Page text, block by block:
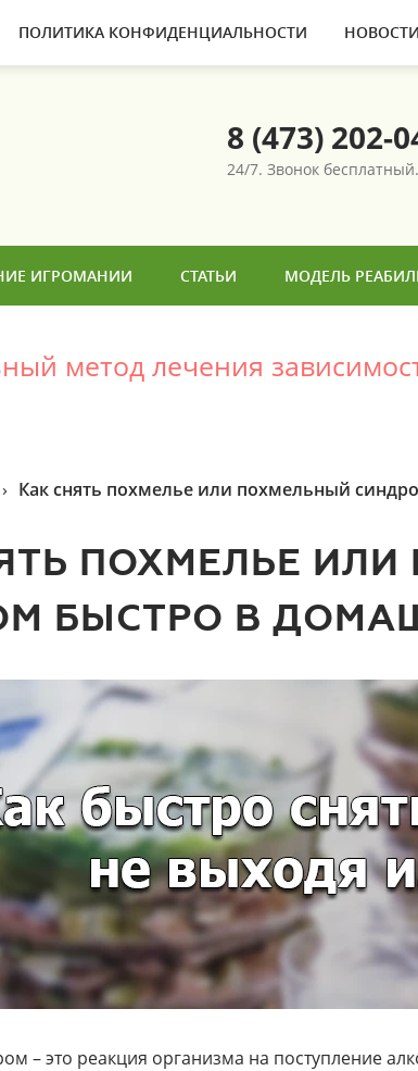
ПОЛИТИКА КОНФИДЕНЦИАЛЬНОСТИ НОВОСТИ
8 (473) 202-
24/7. Звонок бесплатный.
ИГРОМАНИИ СТАТЬИ МОДЕЛЬ
метод лечения
› Как снять похмелье или похмельный
ПОХМЕЛЬЕ
БЫСТРО В
– это реакция организма на поступление